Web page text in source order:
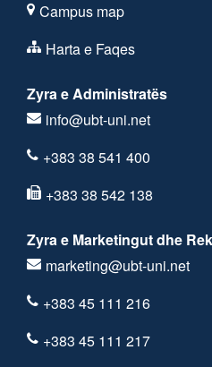
Campus map
Harta e Faqes
Zyra e Administratës
info@ubt-uni.net
+383 38 541 400
+383 38 542 138
Zyra e Marketingut dhe
marketing@ubt-uni.net
+383 45 111 216
+383 45 111 217